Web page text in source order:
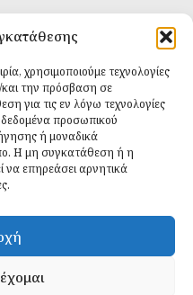
χρησιμοποιούμε τεχνολογίες
την πρόσβαση σε
για τις εν λόγω τεχνολογίες
δεδομένα προσωπικού
ή μοναδικά
Η μη συγκατάθεση ή η
επηρεάσει αρνητικά
Κομπούτσα
πολιτική απορρήτου